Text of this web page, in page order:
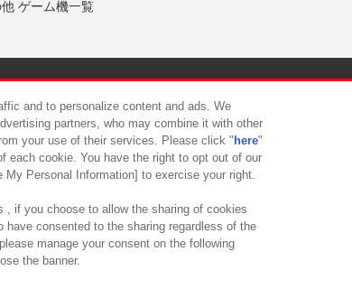
ゲーム機一覧
について カスタマーハラスメント対応方針
and to personalize content and ads. We
partners, who may combine it with other
your use of their services. Please click " here"
each cookie. You have the right to opt out of our
Personal Information] to exercise your right.
, if you choose to allow the sharing of cookies
have consented to the sharing regardless of the
manage your consent on the following
the banner.